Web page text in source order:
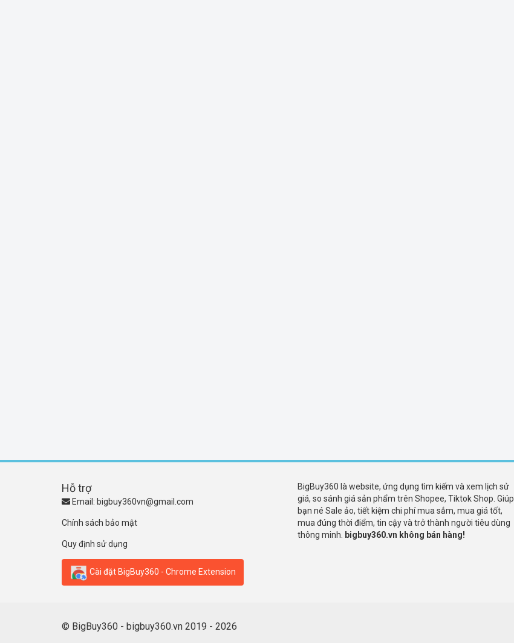
Hỗ trợ
Email: bigbuy360vn@gmail.com
Chính sách bảo mật
Quy định sử dụng
Cài đặt BigBuy360 - Chrome Extension
BigBuy360 là website, ứng dụng tìm kiếm và xem lịch sử
giá, so sánh giá sản phẩm trên Shopee, Tiktok Shop. Giúp
bạn né Sale ảo, tiết kiệm chi phí mua sắm, mua giá tốt,
mua đúng thời điểm, tin cậy và trở thành người tiêu dùng
thông minh.
bigbuy360.vn không bán hàng!
© BigBuy360 - bigbuy360.vn 2019 - 2026